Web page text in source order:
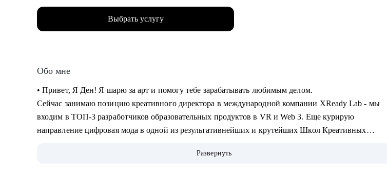
Выбрать услугу
Обо мне
• Привет, Я Ден! Я шарю за арт и помогу тебе зарабатывать любимым делом.
Сейчас занимаю позицию креативного директора в международной компании XReady Lab - мы
входим в ТОП-3 разработчиков образовательных продуктов в VR и Web 3. Еще курирую
направление цифровая мода в одной из результативнейших и крутейших Школ Креативных
• 11 лет работаю с компьютерной графикой, более 6 - руковожу арт-процессами и командами, 7 лет
Развернуть